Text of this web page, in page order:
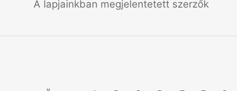
A lapjainkban megjelentetett szerzők